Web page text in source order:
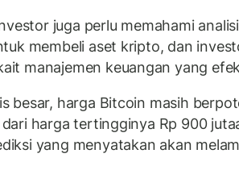
juga perlu memahami
membeli aset kripto, dan
manajemen keuangan yang
besar, harga Bitcoin masih
dari harga tertingginya Rp 900
yang menyatakan akan